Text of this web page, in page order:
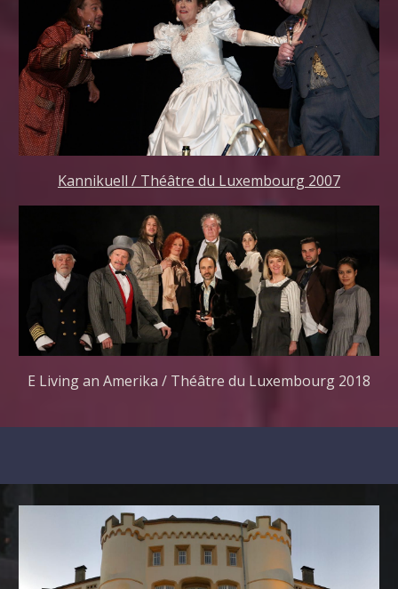
Kannikuell / Théâtre du Luxembourg 2007
E Living an Amerika / Théâtre du Luxembourg 2018